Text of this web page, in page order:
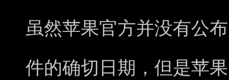
虽然苹果官方并没有公
件的确切日期，但是苹